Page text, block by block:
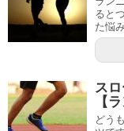
ると
た悩
ス
【
どう